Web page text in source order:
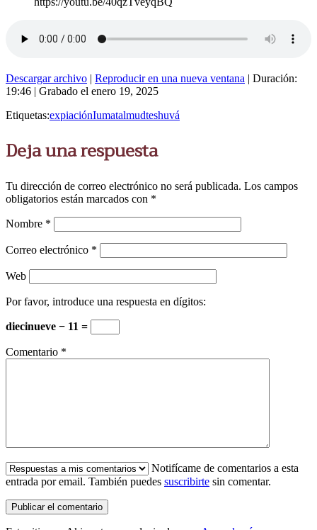
Descargar archivo | Reproducir en una nueva ventana | Duración:
19:46 | Grabado el enero 19, 2025
Etiquetas:expiaciónIumatalmudteshuvá
Deja una respuesta
Tu dirección de correo electrónico no será publicada. Los campos
obligatorios están marcados con *
Nombre *
Correo electrónico *
Web
Por favor, introduce una respuesta en dígitos:
diecinueve − 11 =
Comentario *
Notifícame de comentarios a esta
entrada por email. También puedes suscribirte sin comentar.